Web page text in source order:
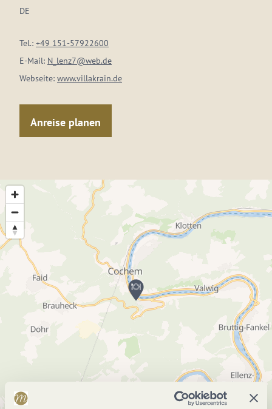
DE
Tel.: +49 151-57922600
E-Mail: N_lenz7@web.de
Webseite: www.villakrain.de
Anreise planen